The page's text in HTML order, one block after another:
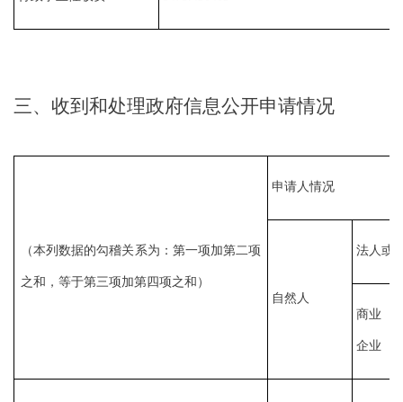
三、收到和处理政府信息公开申请情况
（本列数据的勾稽关系为：第一项加第二项
之和，等于第三项加第四项之和）
申请人情况
自然人
法人或
商业
企业